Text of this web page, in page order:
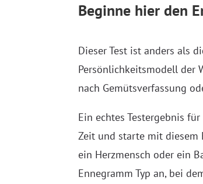
Beginne hier den
Dieser Test ist anders als
Persönlichkeitsmodell der
nach Gemütsverfassung
Ein echtes Testergebnis
Zeit und starte mit diesem
ein Herzmensch oder ein
Ennegramm Typ an, bei